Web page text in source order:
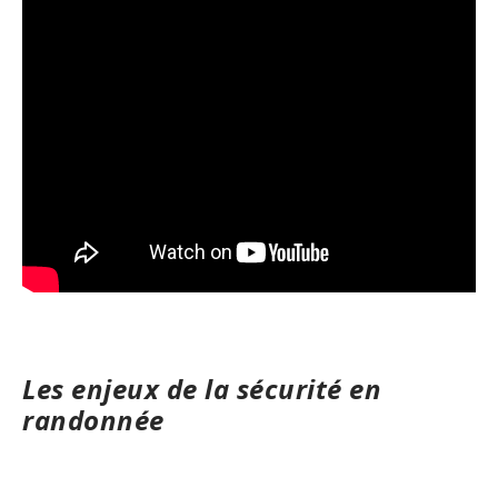
Les enjeux de la sécurité en
randonnée